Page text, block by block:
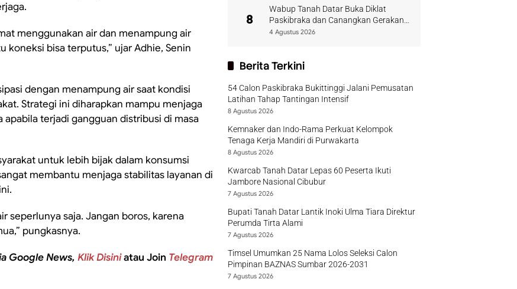
menggunakan air dan menampung air
koneksi bisa terputus,” ujar Adhie, Senin
dengan menampung air saat kondisi
Strategi ini diharapkan mampu menjaga
terjadi gangguan distribusi di masa
untuk lebih bijak dalam konsumsi
membantu menjaga stabilitas layanan di
seperlunya saja. Jangan boros, karena
pungkasnya.
Google News, Klik Disiniatau Join Telegram
8
Wabup Tanah Datar Buka Diklat
Paskibraka dan Canangkan Gerakan
Bendera
4 Agustus 2026
Berita Terkini
54 Calon Paskibraka Bukittinggi Jalani Pemusatan
Latihan Tahap Tantingan Intensif
8 Agustus 2026
Kemnaker dan Indo-Rama Perkuat Kelompok
Tenaga Kerja Mandiri di Purwakarta
8 Agustus 2026
Kwarcab Tanah Datar Lepas 60 Peserta Ikuti
Jambore Nasional Cibubur
7 Agustus 2026
Bupati Tanah Datar Lantik Inoki Ulma Tiara Direktur
Perumda Tirta Alami
7 Agustus 2026
Timsel Umumkan 25 Nama Lolos Seleksi Calon
Pimpinan BAZNAS Sumbar 2026-2031
7 Agustus 2026